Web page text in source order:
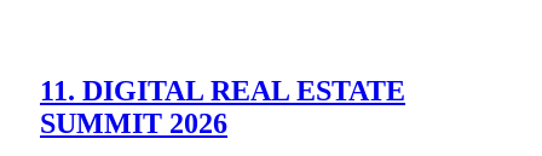
11. DIGITAL REAL ESTATE
SUMMIT 2026